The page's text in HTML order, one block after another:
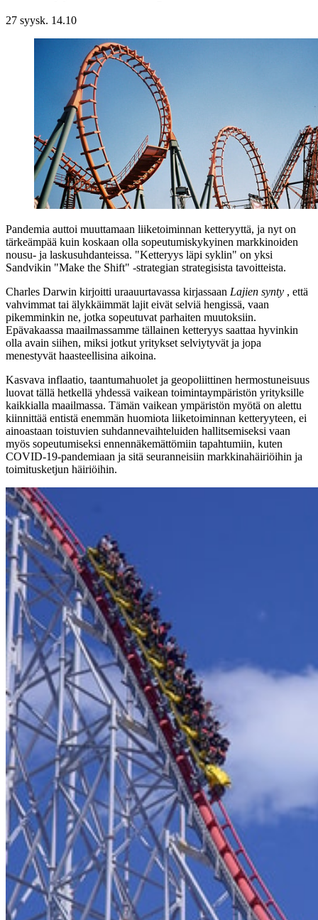
27 syysk. 14.10
Pandemia auttoi muuttamaan liiketoiminnan ketteryyttä, ja nyt on
tärkeämpää kuin koskaan olla sopeutumiskykyinen markkinoiden
nousu- ja laskusuhdanteissa. "Ketteryys läpi syklin" on yksi
Sandvikin "Make the Shift" -strategian strategisista tavoitteista.
Charles Darwin kirjoitti uraauurtavassa kirjassaan Lajien synty , että
vahvimmat tai älykkäimmät lajit eivät selviä hengissä, vaan
pikemminkin ne, jotka sopeutuvat parhaiten muutoksiin.
Epävakaassa maailmassamme tällainen ketteryys saattaa hyvinkin
olla avain siihen, miksi jotkut yritykset selviytyvät ja jopa
menestyvät haasteellisina aikoina.
Kasvava inflaatio, taantumahuolet ja geopoliittinen hermostuneisuus
luovat tällä hetkellä yhdessä vaikean toimintaympäristön yrityksille
kaikkialla maailmassa. Tämän vaikean ympäristön myötä on alettu
kiinnittää entistä enemmän huomiota liiketoiminnan ketteryyteen, ei
ainoastaan toistuvien suhdannevaihteluiden hallitsemiseksi vaan
myös sopeutumiseksi ennennäkemättömiin tapahtumiin, kuten
COVID-19-pandemiaan ja sitä seuranneisiin markkinahäiriöihin ja
toimitusketjun häiriöihin.